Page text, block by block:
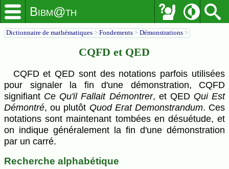
Bibm@th
Dictionnaire de mathématiques > Fondements > Démonstrations >
CQFD et QED
CQFD et QED sont des notations parfois utilisées
pour signaler la fin d'une démonstration, CQFD
signifiant Ce Qu'il Fallait Démontrer, et QED Qui Est
Démontré, ou plutôt Quod Erat Demonstrandum. Ces
notations sont maintenant tombées en désuétude, et
on indique généralement la fin d'une démonstration
par un carré.
Recherche alphabétique